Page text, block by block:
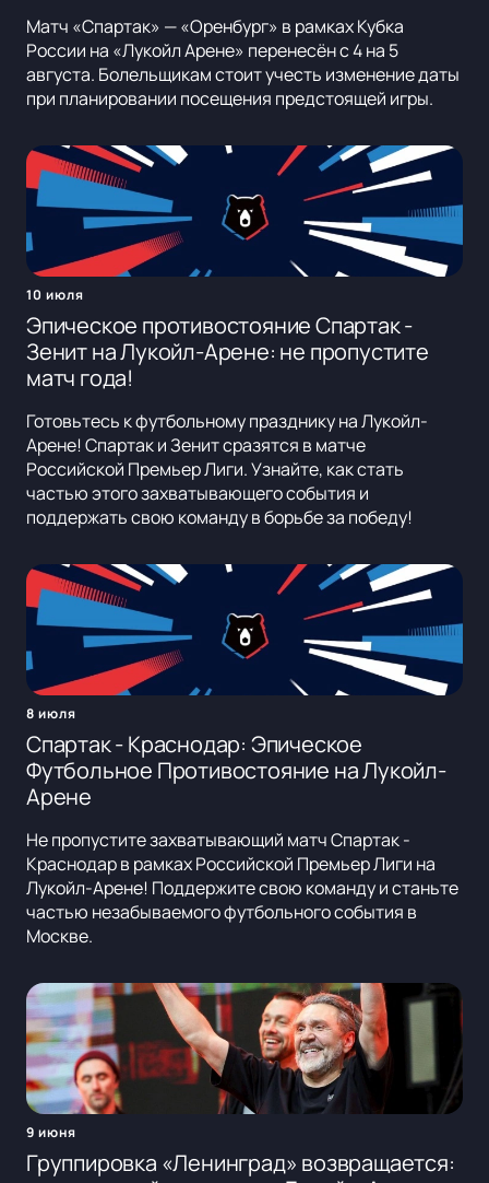
Матч «Спартак» — «Оренбург» в рамках Кубка
России на «Лукойл Арене» перенесён с 4 на 5
августа. Болельщикам стоит учесть изменение даты
при планировании посещения предстоящей игры.
10 июля
Эпическое противостояние Спартак -
Зенит на Лукойл-Арене: не пропустите
матч года!
Готовьтесь к футбольному празднику на Лукойл-
Арене! Спартак и Зенит сразятся в матче
Российской Премьер Лиги. Узнайте, как стать
частью этого захватывающего события и
поддержать свою команду в борьбе за победу!
8 июля
Спартак - Краснодар: Эпическое
Футбольное Противостояние на Лукойл-
Арене
Не пропустите захватывающий матч Спартак -
Краснодар в рамках Российской Премьер Лиги на
Лукойл-Арене! Поддержите свою команду и станьте
частью незабываемого футбольного события в
Москве.
9 июня
Группировка «Ленинград» возвращается: